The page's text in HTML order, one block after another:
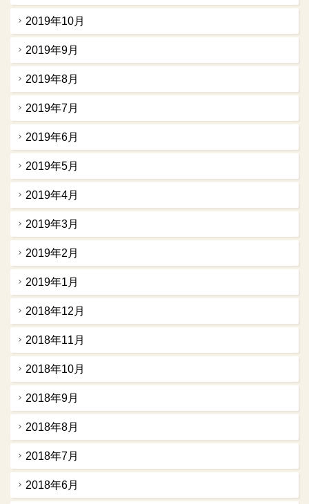
2019年10月
2019年9月
2019年8月
2019年7月
2019年6月
2019年5月
2019年4月
2019年3月
2019年2月
2019年1月
2018年12月
2018年11月
2018年10月
2018年9月
2018年8月
2018年7月
2018年6月